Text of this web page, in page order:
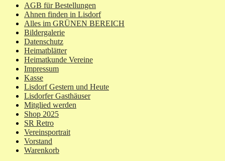
AGB für Bestellungen
Ahnen finden in Lisdorf
Alles im GRÜNEN BEREICH
Bildergalerie
Datenschutz
Heimatblätter
Heimatkunde Vereine
Impressum
Kasse
Lisdorf Gestern und Heute
Lisdorfer Gasthäuser
Mitglied werden
Shop 2025
SR Retro
Vereinsportrait
Vorstand
Warenkorb